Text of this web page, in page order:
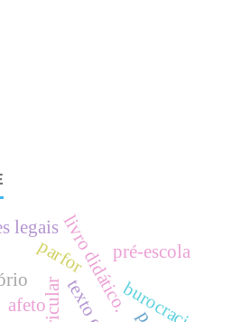
livro didático.
parfor pré-escola
legais
afeto burocracia